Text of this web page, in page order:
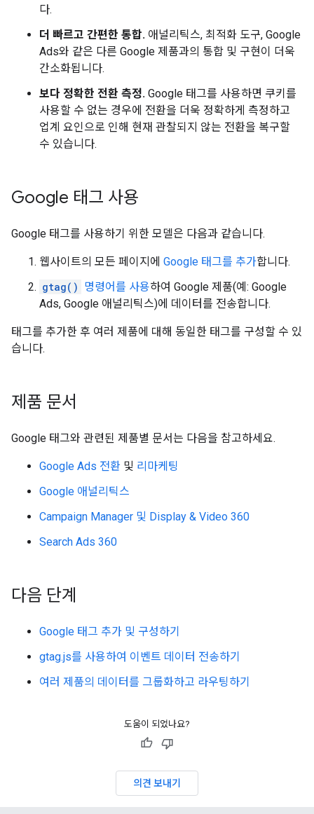
다.
더 빠르고 간편한 통합. 애널리틱스, 최적화 도구, Google
Ads와 같은 다른 Google 제품과의 통합 및 구현이 더욱
간소화됩니다.
보다 정확한 전환 측정. Google 태그를 사용하면 쿠키를
사용할 수 없는 경우에 전환을 더욱 정확하게 측정하고
업계 요인으로 인해 현재 관찰되지 않는 전환을 복구할
수 있습니다.
Google 태그 사용
Google 태그를 사용하기 위한 모델은 다음과 같습니다.
웹사이트의 모든 페이지에 Google 태그를 추가합니다.
gtag() 명령어를 사용하여 Google 제품(예: Google
Ads, Google 애널리틱스)에 데이터를 전송합니다.
태그를 추가한 후 여러 제품에 대해 동일한 태그를 구성할 수 있
습니다.
제품 문서
Google 태그와 관련된 제품별 문서는 다음을 참고하세요.
Google Ads 전환 및 리마케팅
Google 애널리틱스
Campaign Manager 및 Display & Video 360
Search Ads 360
다음 단계
Google 태그 추가 및 구성하기
gtag.js를 사용하여 이벤트 데이터 전송하기
여러 제품의 데이터를 그룹화하고 라우팅하기
도움이 되었나요?
의견 보내기